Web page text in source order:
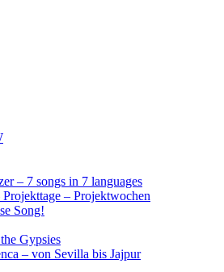
– 7 songs in 7 languages
– Projektwochen
Song!
Gypsies
– von Sevilla bis Jajpur